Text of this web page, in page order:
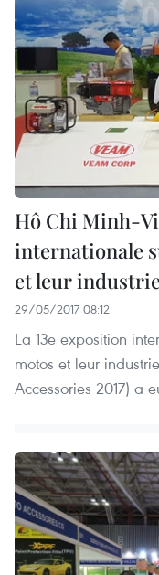
Hô Chi Minh-
internationale
et leur
29/05/2017 08:12
La 13e exposition
motos et leur
Accessories 2017) a